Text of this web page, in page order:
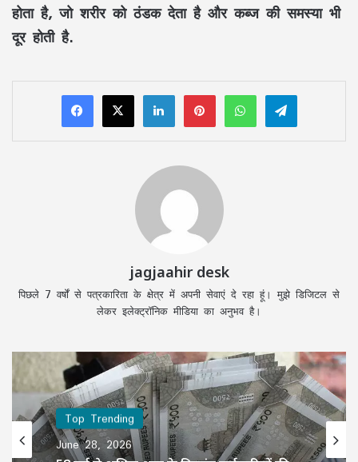
होता है, जो शरीर को ठंडक देता है और कब्ज की समस्या भी
दूर होती है.
LinkedInPinterestWhatsAppTelegram
jagjaahir desk
पिछले 7 वर्षों से पत्रकारिता के क्षेत्र में अपनी सेवाएं दे रहा हूं। मुझे डिजिटल से
लेकर इलेक्ट्रॉनिक मीडिया का अनुभव है।
Top Trending
June 28, 2026
Top Trending